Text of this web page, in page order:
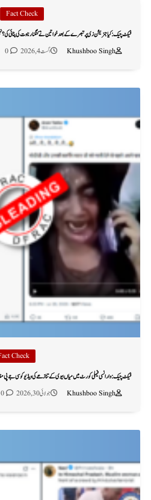
Fact Check
فیکٹ چیک: کیا جنریشن زی پر تبصرے کے بعد خواتین نے کنگنا رناوت کی پٹائی
Khushboo Singh
اگست 4, 2026 0
Check
فیکٹ چیک: وارانسی فیملی کورٹ میں میاں بیوی کے تنازعے کی ویڈیو کو سی جے پی
Khushboo Singh
جولائی 30, 2026 0